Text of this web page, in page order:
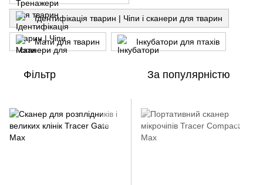
Ідентифікація тварин | Чіпи і сканери для тварин
Мати для тварин Інкубатори для птахів
Фільтр За популярністю